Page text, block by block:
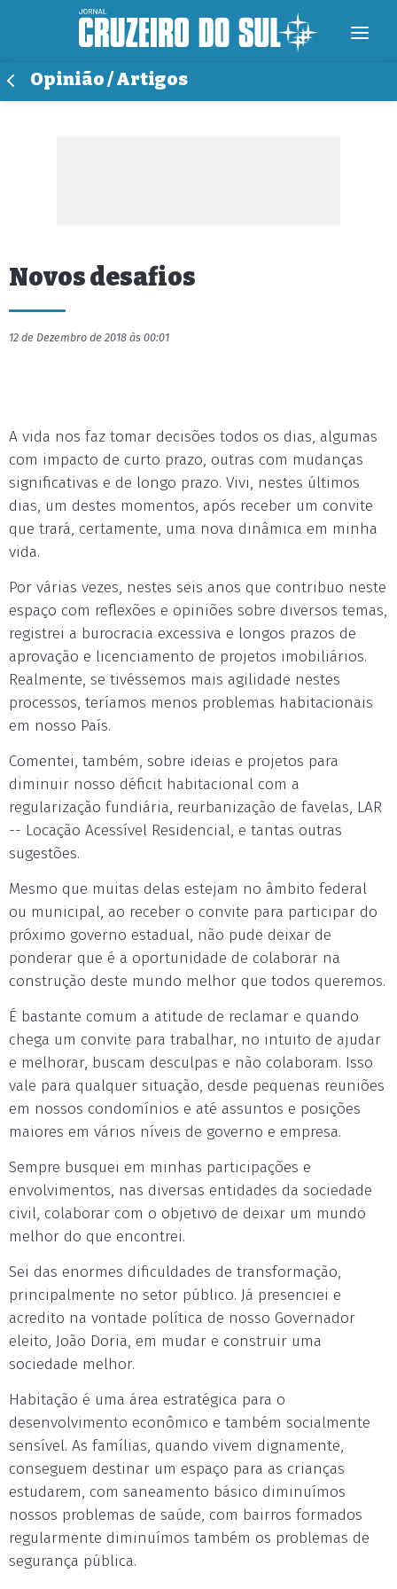
Opinião / Artigos
Novos desafios
12 de Dezembro de 2018 às 00:01
A vida nos faz tomar decisões todos os dias, algumas
com impacto de curto prazo, outras com mudanças
significativas e de longo prazo. Vivi, nestes últimos
dias, um destes momentos, após receber um convite
que trará, certamente, uma nova dinâmica em minha
vida.
Por várias vezes, nestes seis anos que contribuo neste
espaço com reflexões e opiniões sobre diversos temas,
registrei a burocracia excessiva e longos prazos de
aprovação e licenciamento de projetos imobiliários.
Realmente, se tivéssemos mais agilidade nestes
processos, teríamos menos problemas habitacionais
em nosso País.
Comentei, também, sobre ideias e projetos para
diminuir nosso déficit habitacional com a
regularização fundiária, reurbanização de favelas, LAR
-- Locação Acessível Residencial, e tantas outras
sugestões.
Mesmo que muitas delas estejam no âmbito federal
ou municipal, ao receber o convite para participar do
próximo governo estadual, não pude deixar de
ponderar que é a oportunidade de colaborar na
construção deste mundo melhor que todos queremos.
É bastante comum a atitude de reclamar e quando
chega um convite para trabalhar, no intuito de ajudar
e melhorar, buscam desculpas e não colaboram. Isso
vale para qualquer situação, desde pequenas reuniões
em nossos condomínios e até assuntos e posições
maiores em vários níveis de governo e empresa.
Sempre busquei em minhas participações e
envolvimentos, nas diversas entidades da sociedade
civil, colaborar com o objetivo de deixar um mundo
melhor do que encontrei.
Sei das enormes dificuldades de transformação,
principalmente no setor público. Já presenciei e
acredito na vontade política de nosso Governador
eleito, João Doria, em mudar e construir uma
sociedade melhor.
Habitação é uma área estratégica para o
desenvolvimento econômico e também socialmente
sensível. As famílias, quando vivem dignamente,
conseguem destinar um espaço para as crianças
estudarem, com saneamento básico diminuímos
nossos problemas de saúde, com bairros formados
regularmente diminuímos também os problemas de
segurança pública.